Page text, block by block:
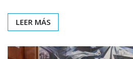
LEER MÁS